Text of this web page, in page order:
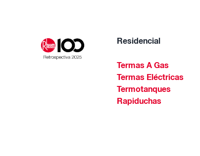
Residencial
Termas A Gas
Termas Eléctricas
Termotanques
Rapiduchas